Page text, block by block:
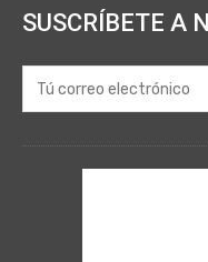
SUSCRÍBETE A